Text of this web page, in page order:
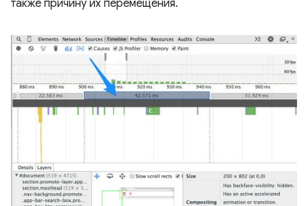
также причину их перемещения.